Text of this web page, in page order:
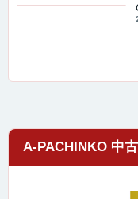
A-PACHINKO 中